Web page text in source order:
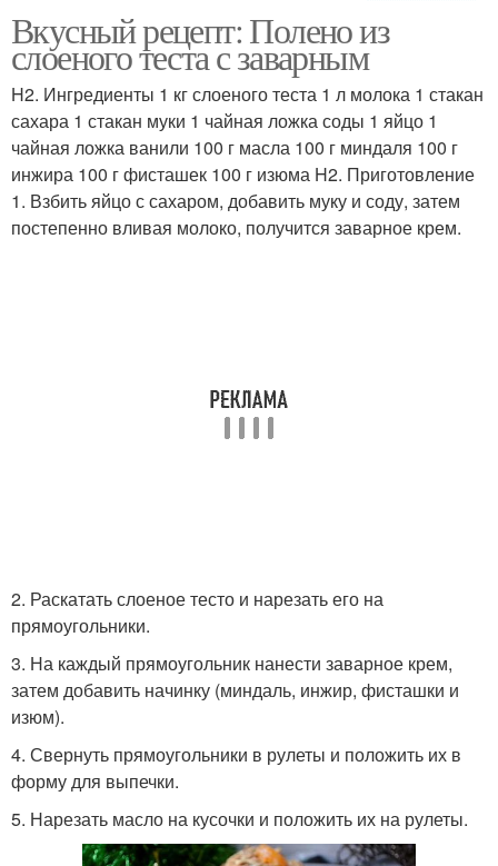
Ингредиенты для
миндальное полено
Миндальное полено
Вкусный рецепт: Полено из
слоеного теста с заварным
H2. Ингредиенты 1 кг слоеного теста 1 л молока 1 стакан
сахара 1 стакан муки 1 чайная ложка соды 1 яйцо 1
чайная ложка ванили 100 г масла 100 г миндаля 100 г
инжира 100 г фисташек 100 г изюма H2. Приготовление
1. Взбить яйцо с сахаром, добавить муку и соду, затем
постепенно вливая молоко, получится заварное крем.
2. Раскатать слоеное тесто и нарезать его на
прямоугольники.
3. На каждый прямоугольник нанести заварное крем,
затем добавить начинку (миндаль, инжир, фисташки и
изюм).
4. Свернуть прямоугольники в рулеты и положить их в
форму для выпечки.
5. Нарезать масло на кусочки и положить их на рулеты.